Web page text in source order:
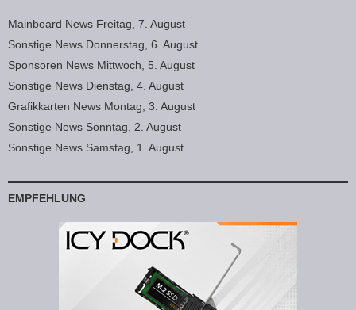
Mainboard News Freitag, 7. August
Sonstige News Donnerstag, 6. August
Sponsoren News Mittwoch, 5. August
Sonstige News Dienstag, 4. August
Grafikkarten News Montag, 3. August
Sonstige News Sonntag, 2. August
Sonstige News Samstag, 1. August
EMPFEHLUNG